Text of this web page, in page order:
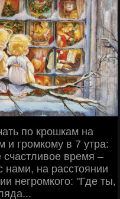
по крошкам на
и громкому в 7 утра:
время –
нами, на расстоянии
негромкого: "Где ты,